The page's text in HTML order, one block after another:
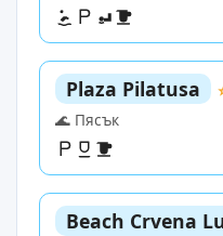
Plaza Pilatusa
🌊 Пясък
Beach Crvena